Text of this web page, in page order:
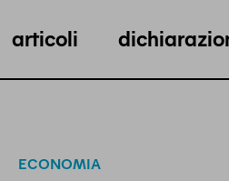
articoli
ECONOMIA